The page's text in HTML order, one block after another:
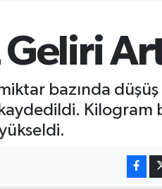
6660.55
%-14
bazında düşüş
Kilogram